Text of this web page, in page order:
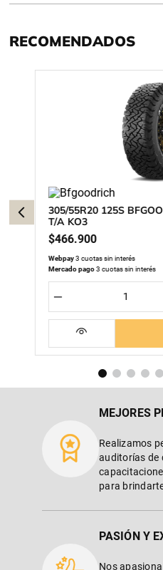
RECOMENDADOS
305/55R20 125S
T/A KO3
$466.900
Webpay3 cuotas sin interés
Mercado pago3 cuotas sin interés
－
MEJORES
Realizamos
auditorías de
para
PASIÓN Y
Nos